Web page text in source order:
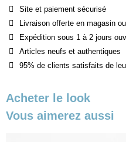
Site et paiement sécurisé
Livraison offerte en magasin
Expédition sous 1 à 2 jours
Articles neufs et authentiques
95% de clients satisfaits de
Acheter le look
Vous aimerez aussi